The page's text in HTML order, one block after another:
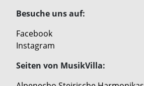
Besuche uns auf:
Facebook
Instagram
Seiten von MusikVilla: